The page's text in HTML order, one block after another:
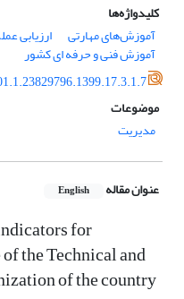
کلیدواژه‌ها
آموزش‌های مهارتی
ارزیابی
آموزش فنی و حرفه ای کشور
موضوعات
مدیریت
عنوان مقاله English
for
the Technical and
of the country